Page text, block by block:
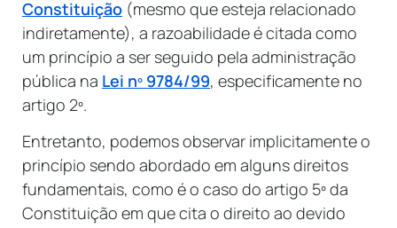
Constituição (mesmo que esteja relacionado
indiretamente), a razoabilidade é citada como
um princípio a ser seguido pela administração
pública na Lei nº 9784/99, especificamente no
artigo 2º.
Entretanto, podemos observar implicitamente o
princípio sendo abordado em alguns direitos
fundamentais, como é o caso do artigo 5º da
Constituição em que cita o direito ao devido